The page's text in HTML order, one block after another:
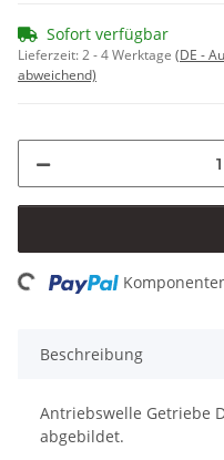
Sofort verfügbar
Lieferzeit:2 - 4 Werktage (DE -
abweichend)
Beschreibung
Antriebswelle Getriebe
abgebildet.